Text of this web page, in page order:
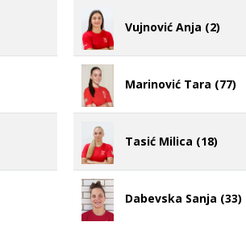
Vujnović Anja (2)
Marinović Tara (77)
Tasić Milica (18)
Dabevska Sanja (33)